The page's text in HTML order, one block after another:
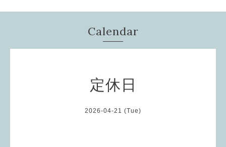
Calendar
定休日
2026-04-21 (Tue)